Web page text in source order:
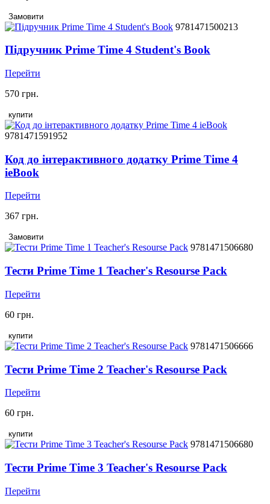
Замовити
9781471500213
Підручник Prime Time 4 Student's Book
Перейти
570 грн.
купити
9781471591952
Код до інтерактивного додатку Prime Time 4
ieBook
Перейти
367 грн.
Замовити
9781471506680
Тести Prime Time 1 Teacher's Resourse Pack
Перейти
60 грн.
купити
9781471506666
Тести Prime Time 2 Teacher's Resourse Pack
Перейти
60 грн.
купити
9781471506680
Тести Prime Time 3 Teacher's Resourse Pack
Перейти